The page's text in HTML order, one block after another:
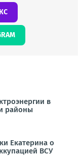
в
районы
Екатерина о
ВСУ